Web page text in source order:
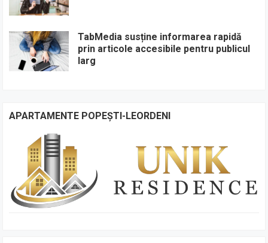
TabMedia susține informarea rapidă
prin articole accesibile pentru publicul
larg
APARTAMENTE POPEȘTI-LEORDENI